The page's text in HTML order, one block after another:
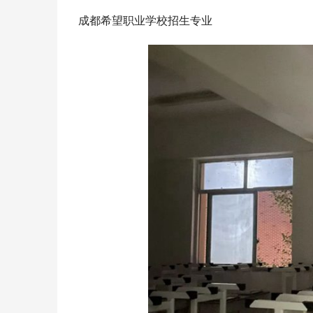
成都希望职业学校招生专业